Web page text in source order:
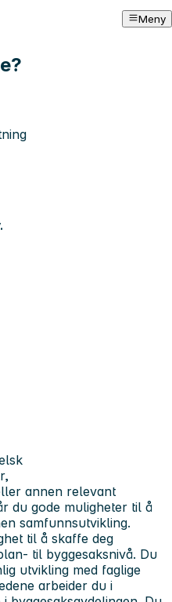
Meny
annen relevant
du gode muligheter til å
samfunnsutvikling.
til å skaffe deg
til byggesaksnivå. Du
utvikling med faglige
arbeider du i